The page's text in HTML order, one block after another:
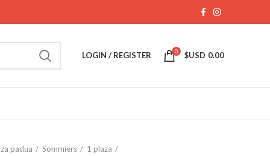
LOGIN / REGISTER 0 $USD 0.00
padua Sommiers
1 plaza